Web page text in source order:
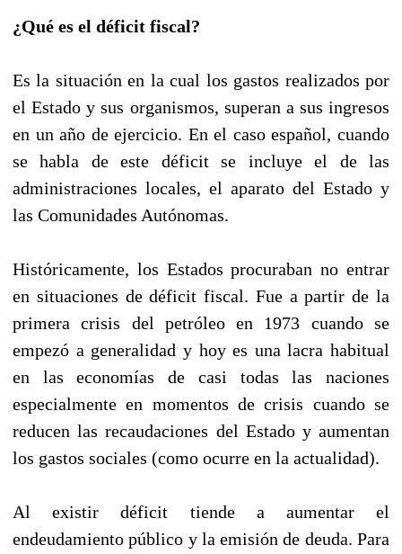
¿Qué es el déficit fiscal?
Es la situación en la cual los gastos realizados por
el Estado y sus organismos, superan a sus ingresos
en un año de ejercicio. En el caso español, cuando
se habla de este déficit se incluye el de las
administraciones locales, el aparato del Estado y
las Comunidades Autónomas.
Históricamente, los Estados procuraban no entrar
en situaciones de déficit fiscal. Fue a partir de la
primera crisis del petróleo en 1973 cuando se
empezó a generalidad y hoy es una lacra habitual
en las economías de casi todas las naciones
especialmente en momentos de crisis cuando se
reducen las recaudaciones del Estado y aumentan
los gastos sociales (como ocurre en la actualidad).
Al existir déficit tiende a aumentar el
endeudamiento público y la emisión de deuda. Para